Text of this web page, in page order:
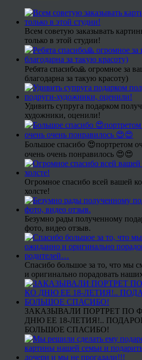
Всем советую заказывать
только в этой студии!
Ребята спасибо🙏 огромное за
благодарна за такую красоту)
Удивить супруга подарком
художники, оценили!
Большое спасибо 😍портретом
очень очень понравилось 😍😍
Огромное спасибо всей вашей
холсте!
Безумно рады полученному
фото, видео отзыв.
Спасибо большое за то, что мы
и оригинально порадовать
ЗАКАЗЫВАЛИ ПОРТРЕТ ПО
ДНЮ ЕЕ 18-ЛЕТИЯ!..
БОЛЬШОЕ СПАСИБО!